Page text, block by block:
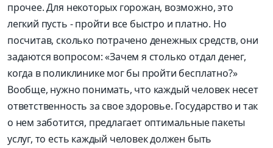
прочее. Для некоторых горожан, возможно, это
легкий пусть - пройти все быстро и платно. Но
посчитав, сколько потрачено денежных средств, они
задаются вопросом: «Зачем я столько отдал денег,
когда в поликлинике мог бы пройти бесплатно?»
Вообще, нужно понимать, что каждый человек несет
ответственность за свое здоровье. Государство и так
о нем заботится, предлагает оптимальные пакеты
услуг, то есть каждый человек должен быть